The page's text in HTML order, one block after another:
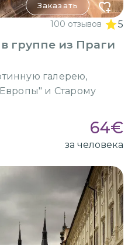
Заказать
100 отзывов 5
группе из Праги
галерею,
и Старому
64€
за человека